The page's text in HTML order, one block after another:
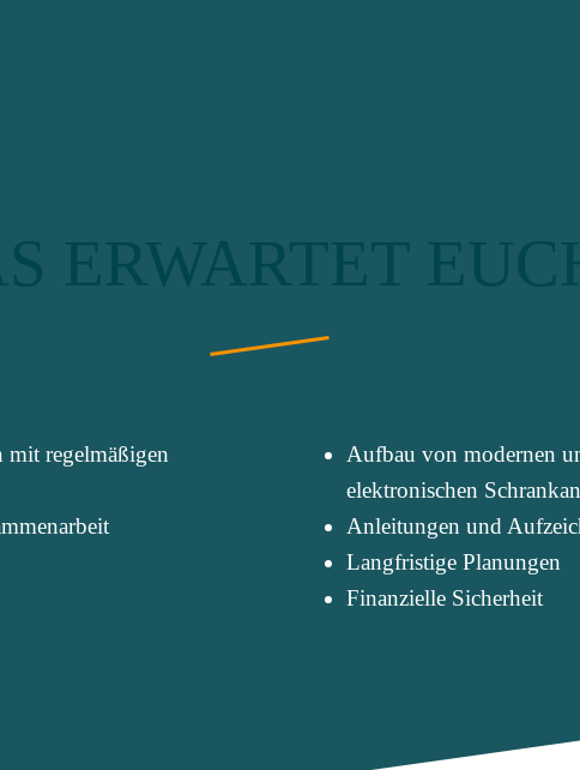
ERWARTET
mit regelmäßigen
Aufbau von modernen
elektronischen
Anleitungen und
Langfristige Planungen
Finanzielle Sicherheit